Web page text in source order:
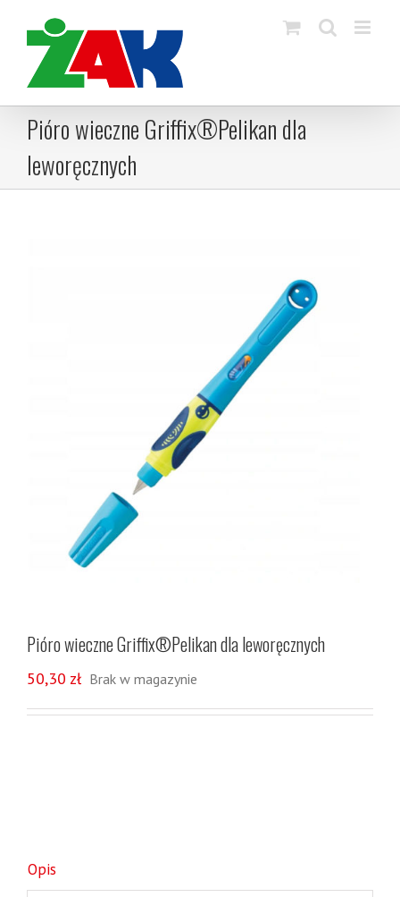
content
Pióro wieczne Griffix®Pelikan dla
leworęcznych
Pióro wieczne Griffix®Pelikan dla leworęcznych
50,30 zł Brak w magazynie
Opis